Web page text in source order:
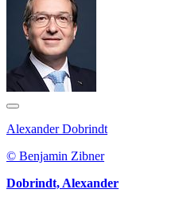
Alexander Dobrindt
© Benjamin Zibner
Dobrindt, Alexander